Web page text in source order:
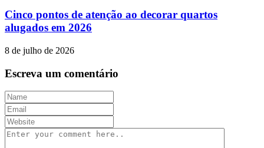
Cinco pontos de atenção ao decorar quartos
alugados em 2026
8 de julho de 2026
Escreva um comentário